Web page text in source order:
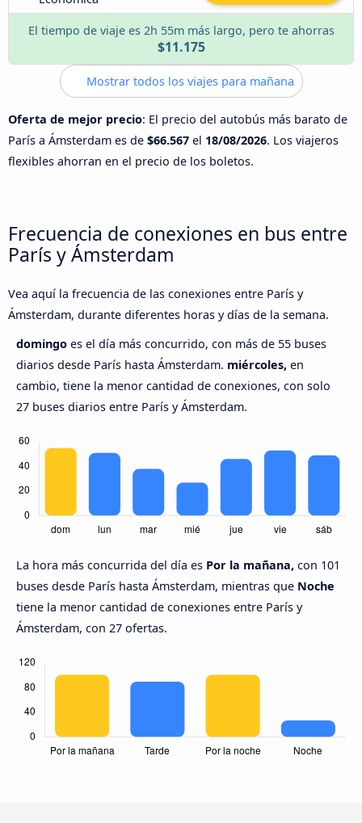
El tiempo de viaje es 2h 55m más largo, pero te ahorras
$11.175
Mostrar todos los viajes para mañana
Oferta de mejor precio: El precio del autobús más barato de
París a Ámsterdam es de $66.567 el 18/08/2026. Los viajeros
flexibles ahorran en el precio de los boletos.
Frecuencia de conexiones en bus entre
París y Ámsterdam
Vea aquí la frecuencia de las conexiones entre París y
Ámsterdam, durante diferentes horas y días de la semana.
domingo es el día más concurrido, con más de 55 buses
diarios desde París hasta Ámsterdam. miércoles, en
cambio, tiene la menor cantidad de conexiones, con solo
27 buses diarios entre París y Ámsterdam.
La hora más concurrida del día es Por la mañana, con 101
buses desde París hasta Ámsterdam, mientras que Noche
tiene la menor cantidad de conexiones entre París y
Ámsterdam, con 27 ofertas.